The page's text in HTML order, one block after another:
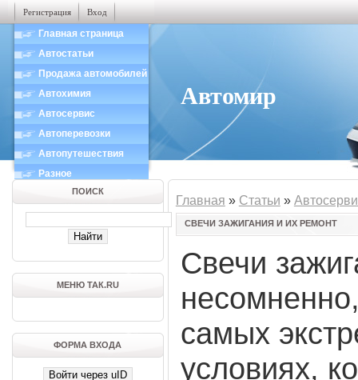
Регистрация Вход
Главная страница
Автостатьи
Продажа автомобилей
Автохимия
Автосервис
Автоперевозки
Автопутешествия
Разное
Автомир
ПОИСК
МЕНЮ ТАК.RU
ФОРМА ВХОДА
Войти через uID
Главная » Статьи »
СВЕЧИ ЗАЖИГАНИЯ И ИХ РЕМОНТ
Свечи
самых
условиях,